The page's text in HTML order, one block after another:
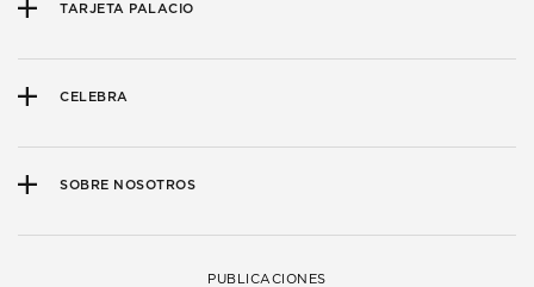
TARJETA PALACIO
CELEBRA
SOBRE NOSOTROS
PUBLICACIONES